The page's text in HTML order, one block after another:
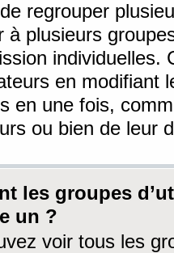
regrouper
à plusieurs
individuelles.
en modifiant
en une fois,
ou bien de leur
les groupes
un ?
voir tous les